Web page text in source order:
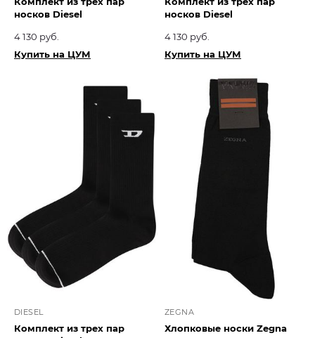
носков Diesel
4 130 руб.
Купить на ЦУМ
носков Diesel
4 130 руб.
Купить на ЦУМ
DIESEL
Комплект из трех пар
ZEGNA
Хлопковые носки Zegna